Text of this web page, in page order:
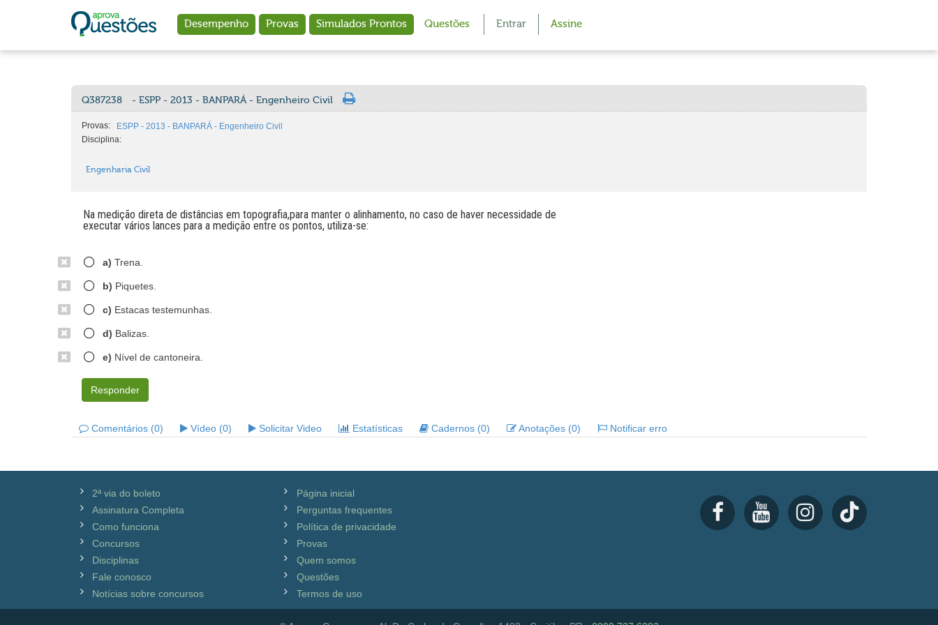
Desempenho Provas Simulados Prontos Questões Entrar Assine
Q387238 - ESPP - 2013 - BANPARÁ - Engenheiro Civil
Provas:
ESPP - 2013 - BANPARÁ - Engenheiro Civil
Disciplina:
Engenharia Civil
Na medição direta de distâncias em topografia,para manter o alinhamento, no caso de haver necessidade de
executar vários lances para a medição entre os pontos, utiliza-se:
a) Trena.
b) Piquetes.
c) Estacas testemunhas.
d) Balizas.
e) Nível de cantoneira.
Responder
Comentários (0) Vídeo (0) Solicitar Video Estatísticas Cadernos (0) Anotações (0) Notificar erro
2ª via do boleto
Assinatura Completa
Como funciona
Concursos
Disciplinas
Fale conosco
Notícias sobre concursos
Página inicial
Perguntas frequentes
Política de privacidade
Provas
Quem somos
Questões
Termos de uso